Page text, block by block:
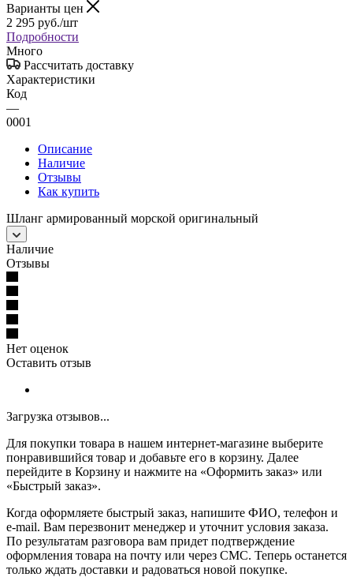
Варианты цен
2 295 руб./шт
Подробности
Много
Рассчитать доставку
Характеристики
Код
—
0001
Описание
Наличие
Отзывы
Как купить
Шланг армированный морской оригинальный
Наличие
Отзывы
Нет оценок
Оставить отзыв
Загрузка отзывов...
Для покупки товара в нашем интернет-магазине выберите
понравившийся товар и добавьте его в корзину. Далее
перейдите в Корзину и нажмите на «Оформить заказ» или
«Быстрый заказ».
Когда оформляете быстрый заказ, напишите ФИО, телефон и
e-mail. Вам перезвонит менеджер и уточнит условия заказа.
По результатам разговора вам придет подтверждение
оформления товара на почту или через СМС. Теперь останется
только ждать доставки и радоваться новой покупке.